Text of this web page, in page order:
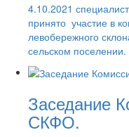
4.10.2021
принято участие в
левобережного
сельском поселении.
Заседание
СКФО.